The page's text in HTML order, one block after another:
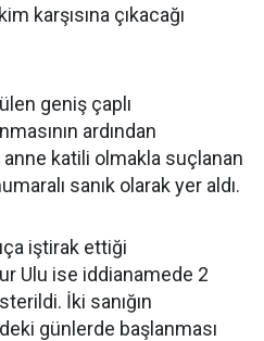
karşısına çıkacağı
geniş çaplı
ardından
anne katili olmakla suçlanan
sanık olarak yer aldı.
iştirak ettiği
Ulu ise iddianamede 2
İki sanığın
günlerde başlanması